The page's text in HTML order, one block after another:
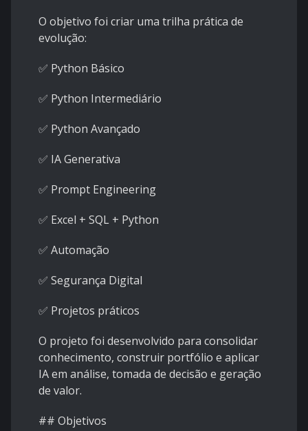
O objetivo foi criar uma trilha prática de
evolução:
✅ Python Básico
✅ Python Intermediário
✅ Python Avançado
✅ IA Generativa
✅ Prompt Engineering
✅ Excel + SQL + Python
✅ Automação
✅ Segurança Digital
✅ Projetos práticos
O projeto foi desenvolvido para consolidar
conhecimento, construir portfólio e aplicar
IA em análise, tomada de decisão e geração
de valor.
## Objetivos